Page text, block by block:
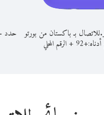
للاتصال بـ باكستان من بورتو
+
92
+الرقم المحلي
حدد